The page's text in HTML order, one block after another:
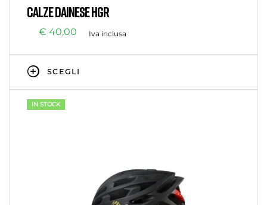
Senza categoria
CALZE DAINESE HGR
€ 40,00 Iva inclusa
SCEGLI
IN STOCK